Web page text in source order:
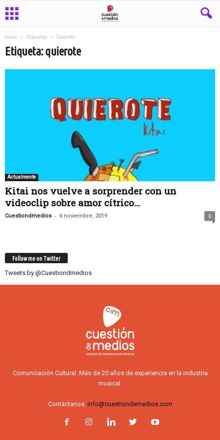
Inicio Etiquetas Quierote
Etiqueta: quierote
Actualmente
Kitai nos vuelve a sorprender con un
videoclip sobre amor cítrico...
Cuestiondmedios - 6 noviembre, 2019 0
Follow me on Twitter
Tweets by @Cuestiondmedios
Comunicación Cultural. Más de 20 años de experiencia en la industria
musical.
Contáctanos: info@cuestiondemedios.com